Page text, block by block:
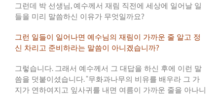
그런데 박 선생님, 예수께서 재림 직전에 세상에 일어날 일
들을 미리 말씀하신 이유가 무엇일까요?
그런 일들이 일어나면 예수님의 재림이 가까운 줄 알고 정
신 차리고 준비하라는 말씀이 아니겠습니까?
그렇습니다. 그래서 예수께서 그 대답을 하신 후에 이런 말
씀을 덧붙이셨습니다. “무화과나무의 비유를 배우라 그 가
지가 연하여지고 잎사귀를 내면 여름이 가까운 줄을 아나니